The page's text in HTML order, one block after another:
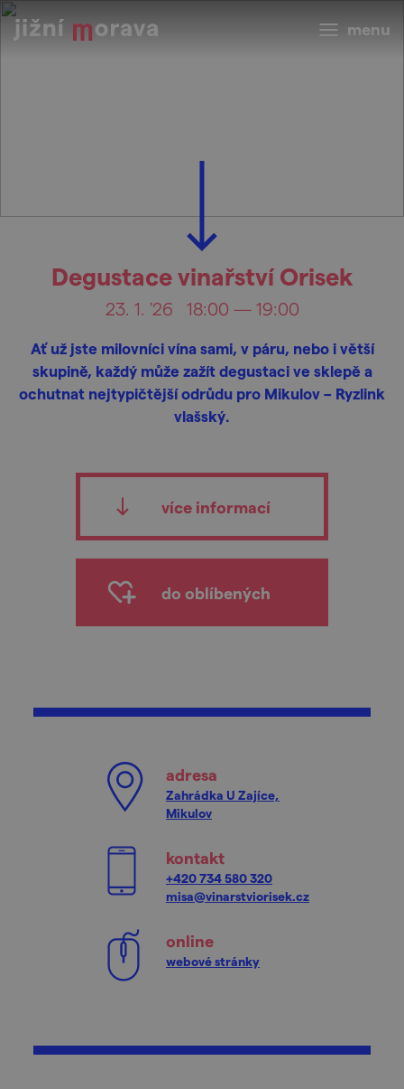
menu
Degustace vinařství Orisek
23. 1. '26 18:00 — 19:00
Ať už jste milovníci vína sami, v páru, nebo i větší
skupině, každý může zažít degustaci ve sklepě a
ochutnat nejtypičtější odrůdu pro Mikulov – Ryzlink
vlašský.
více informací
do oblíbených
adresa
Zahrádka U Zajíce,
Mikulov
kontakt
+420 734 580 320
misa@vinarstviorisek.cz
online
webové stránky